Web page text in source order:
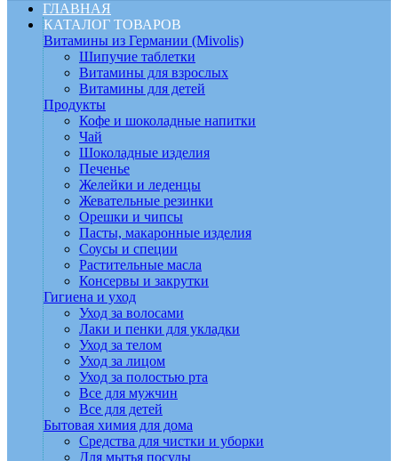
ГЛАВНАЯ
КАТАЛОГ ТОВАРОВ
Витамины из Германии (Mivolis)
Шипучие таблетки
Витамины для взрослых
Витамины для детей
Продукты
Кофе и шоколадные напитки
Чай
Шоколадные изделия
Печенье
Желейки и леденцы
Жевательные резинки
Орешки и чипсы
Пасты, макаронные изделия
Соусы и специи
Растительные масла
Консервы и закрутки
Гигиена и уход
Уход за волосами
Лаки и пенки для укладки
Уход за телом
Уход за лицом
Уход за полостью рта
Все для мужчин
Все для детей
Бытовая химия для дома
Средства для чистки и уборки
Для мытья посуды